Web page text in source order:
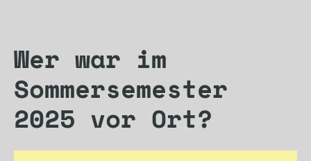
Wer war im
Sommersemester
2025 vor Ort?